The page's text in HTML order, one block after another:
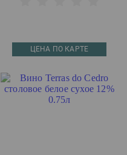
ЦЕНА ПО КАРТЕ